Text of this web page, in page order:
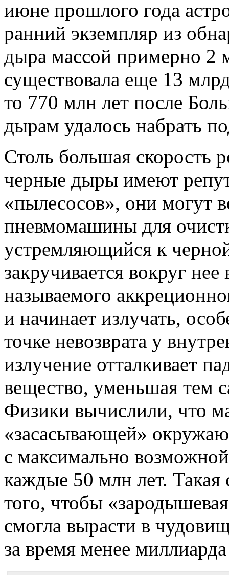
июне прошлого года
ранний экземпляр из
дыра массой примерно 2
существовала еще 13
то 770 млн лет после
дырам удалось набрать
Столь большая скорость
черные дыры имеют
«пылесосов», они могут
пневмомашины для
устремляющийся к
закручивается вокруг нее
называемого
и начинает излучать,
точке невозврата у
излучение отталкивает
вещество, уменьшая тем
Физики вычислили, что
«засасывающей»
с максимально
каждые 50 млн лет.
того, чтобы
смогла вырасти в
за время менее миллиарда